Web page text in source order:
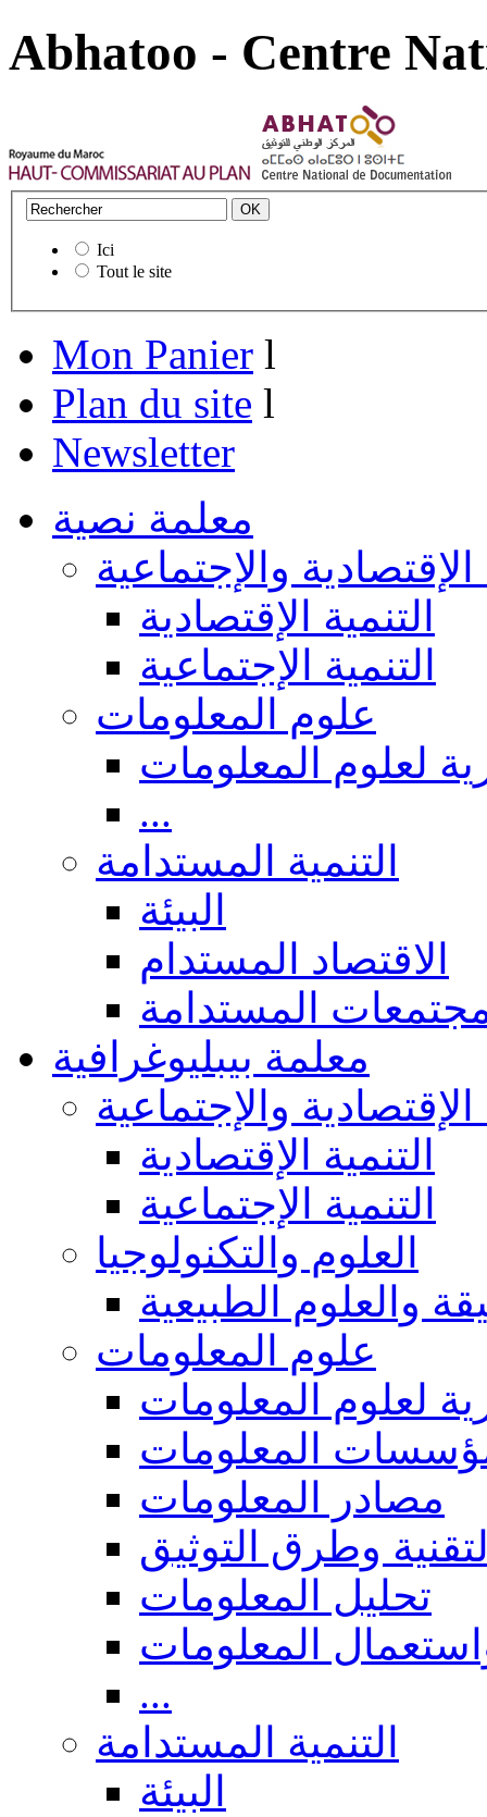
Abhatoo - Centre
Ici
Tout le site
Mon Panier l
Plan du site l
Newsletter
معلمة نصية
الإقتصادية والإجتماعية
التنمية الإقتصادية
التنمية الإجتماعية
علوم المعلومات
لعلوم المعلومات
...
التنمية المستدامة
البيئة
الاقتصاد المستدام
المستدامة
معلمة بيبليوغرافية
الإقتصادية والإجتماعية
التنمية الإقتصادية
التنمية الإجتماعية
العلوم والتكنولوجيا
والعلوم الطبيعية
علوم المعلومات
لعلوم المعلومات
المعلومات
مصادر المعلومات
وطرق التوثيق
تحليل المعلومات
المعلومات
...
التنمية المستدامة
البيئة